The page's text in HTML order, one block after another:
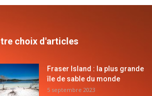
choix d'articles
Fraser Island : la plus grande
île de sable du monde
5 septembre 2023